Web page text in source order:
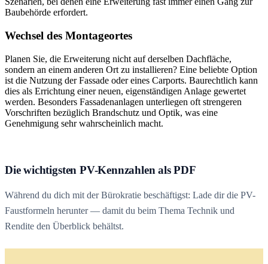
Baubehörde erfordert.
Wechsel des Montageortes
Planen Sie, die Erweiterung nicht auf derselben Dachfläche,
sondern an einem anderen Ort zu installieren? Eine beliebte Option
ist die Nutzung der Fassade oder eines Carports. Baurechtlich kann
dies als Errichtung einer neuen, eigenständigen Anlage gewertet
werden. Besonders Fassadenanlagen unterliegen oft strengeren
Vorschriften bezüglich Brandschutz und Optik, was eine
Genehmigung sehr wahrscheinlich macht.
Die wichtigsten PV-Kennzahlen als PDF
Während du dich mit der Bürokratie beschäftigst: Lade dir die PV-
Faustformeln herunter — damit du beim Thema Technik und
Rendite den Überblick behältst.